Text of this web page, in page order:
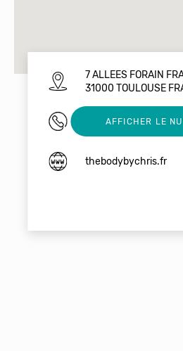
7 ALLEES FORAIN
31000 TOULOUSE
0762923942
AFFICHER LE
thebodybychris.fr